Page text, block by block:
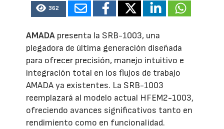
362
AMADA presenta la SRB-1003, una
plegadora de última generación diseñada
para ofrecer precisión, manejo intuitivo e
integración total en los flujos de trabajo
AMADA ya existentes. La SRB-1003
reemplazará al modelo actual HFEM2-1003,
ofreciendo avances significativos tanto en
rendimiento como en funcionalidad.